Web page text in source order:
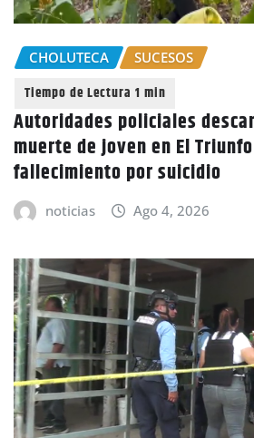
CHOLUTECA SUCESOS
Autoridades policiales
muerte de joven en El
fallecimiento por suicidio
noticias Ago 4, 2026